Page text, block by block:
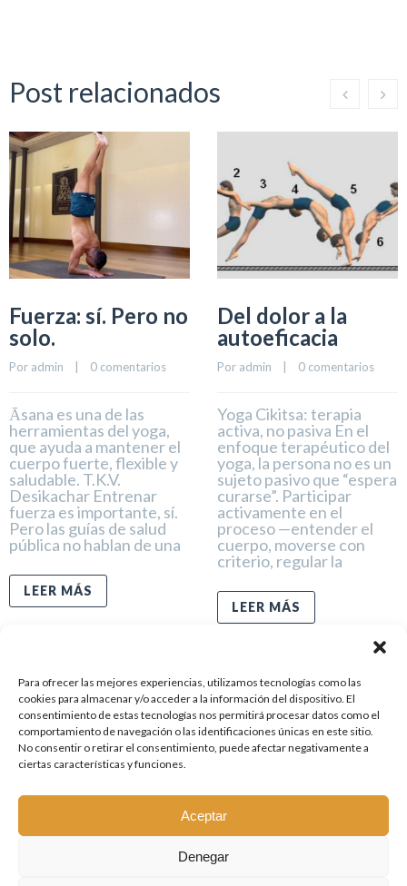
Para ofrecer las mejores experiencias, utilizamos tecnologías como las
cookies para almacenar y/o acceder a la información del dispositivo. El
consentimiento de estas tecnologías nos permitirá procesar datos como el
comportamiento de navegación o las identificaciones únicas en este sitio.
No consentir o retirar el consentimiento, puede afectar negativamente a
ciertas características y funciones.
Aceptar
Denegar
Post relacionados
Fuerza: sí. Pero no
solo.
Por admin 0 comentarios
Āsana es una de las
herramientas del yoga,
que ayuda a mantener el
cuerpo fuerte, flexible y
saludable. T.K.V.
Desikachar Entrenar
fuerza es importante, sí.
Pero las guías de salud
pública no hablan de una
LEER MÁS
Del dolor a la
autoeficacia
Por admin 0 comentarios
Yoga Cikitsa: terapia
activa, no pasiva En el
enfoque terapéutico del
yoga, la persona no es un
sujeto pasivo que “espera
curarse”. Participar
activamente en el
proceso —entender el
cuerpo, moverse con
criterio, regular la
LEER MÁS
SIGUIENTE
ANTERIOR